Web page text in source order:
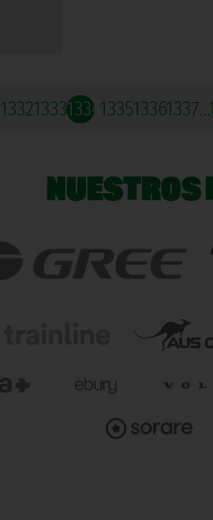
133213331334133513361337
NUESTROS